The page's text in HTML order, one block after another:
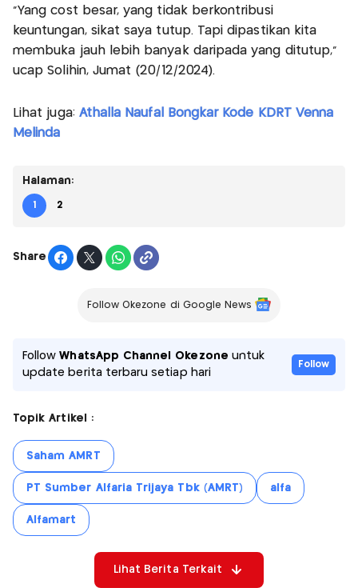
"Yang cost besar, yang tidak berkontribusi
keuntungan, sikat saya tutup. Tapi dipastikan kita
membuka jauh lebih banyak daripada yang ditutup,"
ucap Solihin, Jumat (20/12/2024).
Lihat juga: Athalla Naufal Bongkar Kode KDRT Venna
Melinda
Halaman:
1 2
Share
Follow Okezone di Google News
FollowWhatsApp Channel Okezone untuk
update berita terbaru setiap hari
Follow
Topik Artikel :
Saham AMRT
PT Sumber Alfaria Trijaya Tbk (AMRT) alfa
Alfamart
Lihat Berita Terkait